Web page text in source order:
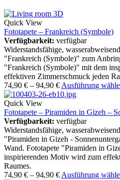
Quick View
Fototapete – Frankreich (Symbole)
Verfügbarkeit: verfügbar
Widerstandsfähige,
"Frankreich (Symbole)" zum
"Frankreich (Symbole)" mit dem
effektiven Zimmerschmuck jeden
74,90 € – 94,90 € Ausführung
Quick View
Fototapete – Piramiden in Gizeh –
Verfügbarkeit: verfügbar
Widerstandsfähige,
"Piramiden in Gizeh -
Wand. Fototapete "Piramiden in
inspirierenden Motiv wird zum
Raumes.
74,90 € – 94,90 € Ausführung